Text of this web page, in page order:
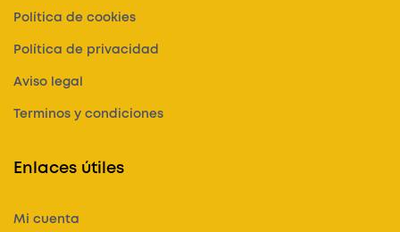
Política de cookies
Política de privacidad
Aviso legal
Terminos y condiciones
Enlaces útiles
Mi cuenta